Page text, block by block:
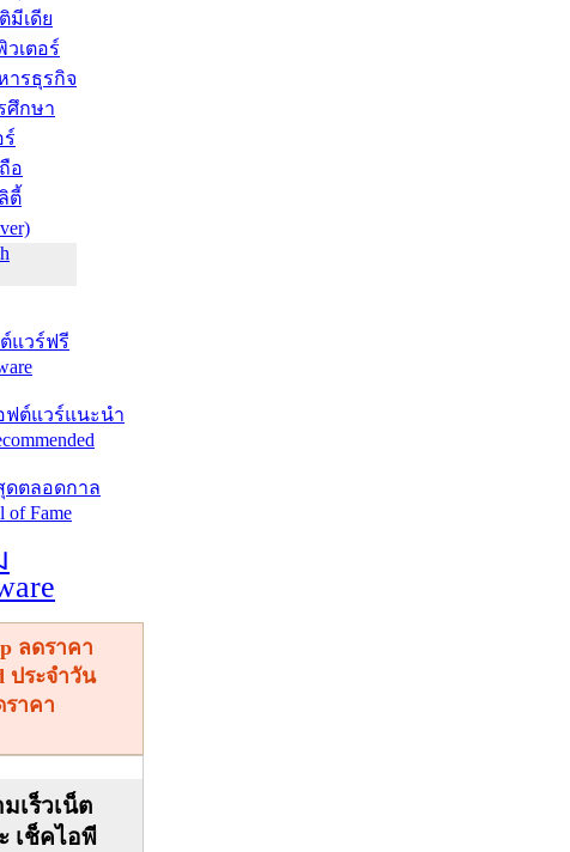
มีเดีย
วเตอร์
ารธุรกิจ
ศึกษา
ร์
อ
ตี้
แวร์ฟรี
ฟต์แวร์แนะนำ
ดตลอดกาล
of Fame
าคา
เร็วเน็ต
เช็คไอพี